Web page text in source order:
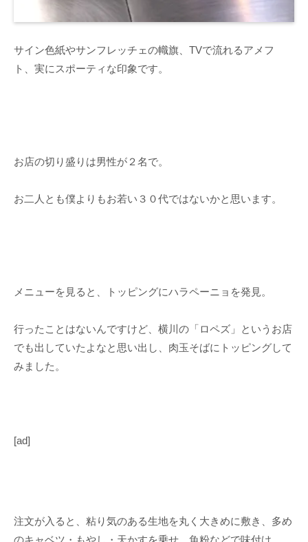
サイン色紙やサンフレッチェの幟旗、TVで流れるアメフ
ト、実にスポーティな印象です。
お店の切り盛りは男性が２名で。
お二人とも僕よりもお若い３０代ではないかと思います。
メニューを見ると、トッピングにハラペーニョを発見。
行ったことはないんですけど、横川の「ロペズ」というお店
でも出していたよなと思い出し、肉玉そばにトッピングして
みました。
[ad]
注文が入ると、粘り気のある生地を丸く大きめに敷き、多め
のキャベツ・もやし・天かすを乗せ、魚粉などで味付け。